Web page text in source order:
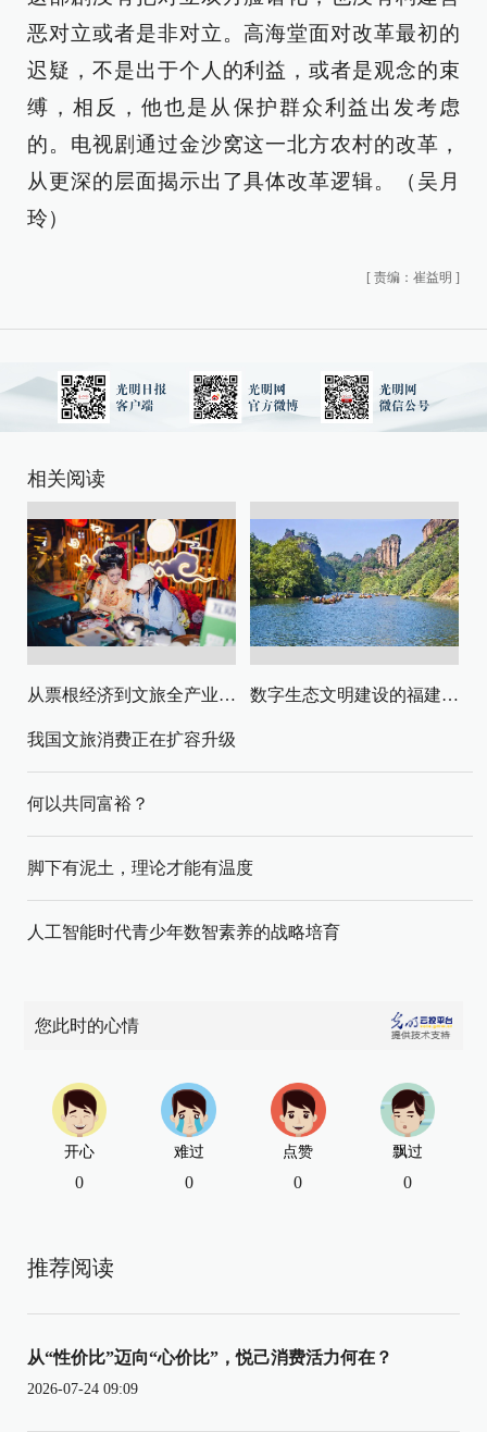
恶对立或者是非对立。高海堂面对改革最初的
迟疑，不是出于个人的利益，或者是观念的束
缚，相反，他也是从保护群众利益出发考虑
的。电视剧通过金沙窝这一北方农村的改革，
从更深的层面揭示出了具体改革逻辑。（吴月
玲）
[ 责编：崔益明 ]
相关阅读
从票根经济到文旅全产业链升级 数字生态文明建设的福建路径与启示
我国文旅消费正在扩容升级
何以共同富裕？
脚下有泥土，理论才能有温度
人工智能时代青少年数智素养的战略培育
您此时的心情
开心
0
难过
0
点赞
0
飘过
0
推荐阅读
从“性价比”迈向“心价比”，悦己消费活力何在？
2026-07-24 09:09